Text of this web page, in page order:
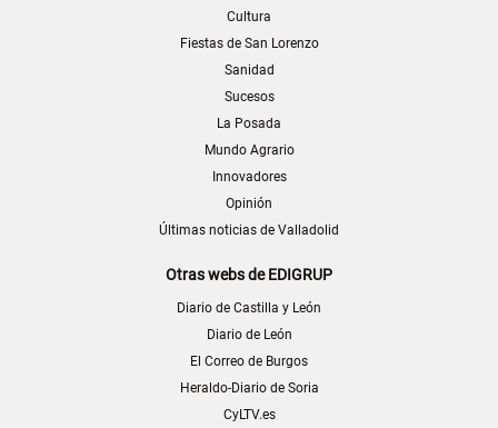
Cultura
Fiestas de San Lorenzo
Sanidad
Sucesos
La Posada
Mundo Agrario
Innovadores
Opinión
Últimas noticias de Valladolid
Otras webs de EDIGRUP
Diario de Castilla y León
Diario de León
El Correo de Burgos
Heraldo-Diario de Soria
CyLTV.es